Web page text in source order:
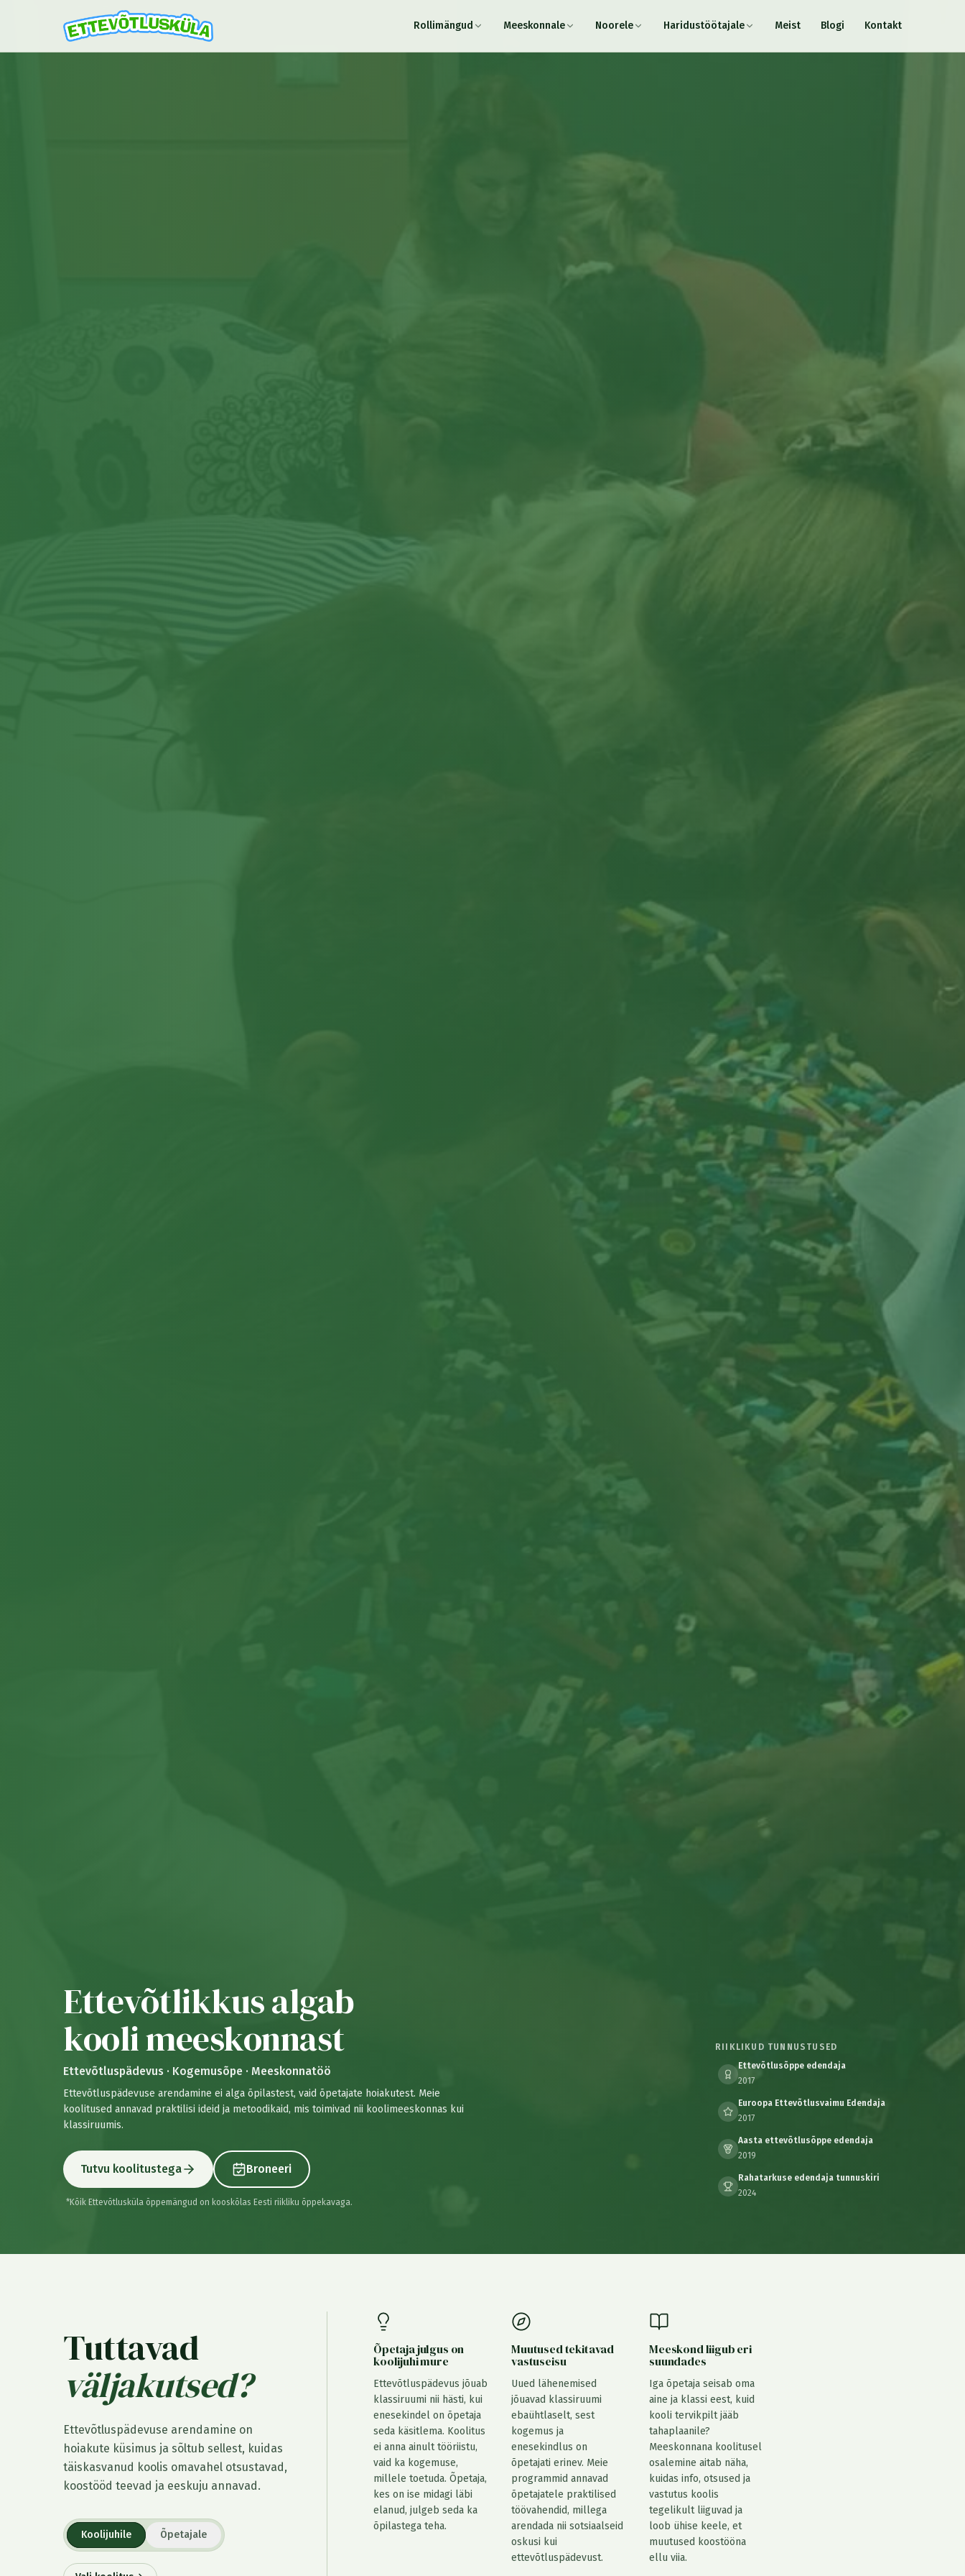
Rollimängud Meeskonnale Noorele Haridustöötajale Meist Blogi Kontakt
Ettevõtlikkus algab
kooli meeskonnast
Ettevõtluspädevus · Kogemusõpe · Meeskonnatöö
​Ettevõtluspädevuse arendamine ei alga õpilastest, vaid õpetajate hoiakutest. Meie
koolitused annavad praktilisi ideid ja metoodikaid, mis toimivad nii koolimeeskonnas kui
klassiruumis.
Tutvu koolitustega Broneeri
*Kõik Ettevõtlusküla õppemängud on kooskõlas Eesti riikliku õppekavaga.
RIIKLIKUD TUNNUSTUSED
Ettevõtlusõppe edendaja
2017
Euroopa Ettevõtlusvaimu Edendaja
2017
Aasta ettevõtlusõppe edendaja
2019
Rahatarkuse edendaja tunnuskiri
2024
Tuttavad
väljakutsed?
Ettevõtluspädevuse arendamine on
hoiakute küsimus ja sõltub sellest, kuidas
täiskasvanud koolis omavahel otsustavad,
koostööd teevad ja eeskuju annavad.
Koolijuhile Õpetajale
Õpetaja julgus on
koolijuhi mure
Ettevõtluspädevus jõuab
klassiruumi nii hästi, kui
enesekindel on õpetaja
seda käsitlema. Koolitus
ei anna ainult tööriistu,
vaid ka kogemuse,
millele toetuda. Õpetaja,
kes on ise midagi läbi
elanud, julgeb seda ka
õpilastega teha.
Muutused tekitavad
vastuseisu
Uued lähenemised
jõuavad klassiruumi
ebaühtlaselt, sest
kogemus ja
enesekindlus on
õpetajati erinev. Meie
programmid annavad
õpetajatele praktilised
töövahendid, millega
arendada nii sotsiaalseid
oskusi kui
ettevõtluspädevust.
Meeskond liigub eri
suundades
Iga õpetaja seisab oma
aine ja klassi eest, kuid
kooli tervikpilt jääb
tahaplaanile?
Meeskonnana koolitusel
osalemine aitab näha,
kuidas info, otsused ja
vastutus koolis
tegelikult liiguvad ja
loob ühise keele, et
muutused koostööna
ellu viia.